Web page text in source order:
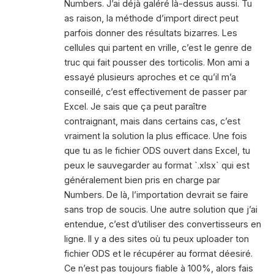
Numbers. J’ai déjà galéré là-dessus aussi. Tu
as raison, la méthode d’import direct peut
parfois donner des résultats bizarres. Les
cellules qui partent en vrille, c’est le genre de
truc qui fait pousser des torticolis. Mon ami a
essayé plusieurs aproches et ce qu’il m’a
conseillé, c’est effectivement de passer par
Excel. Je sais que ça peut paraître
contraignant, mais dans certains cas, c’est
vraiment la solution la plus efficace. Une fois
que tu as le fichier ODS ouvert dans Excel, tu
peux le sauvegarder au format `.xlsx` qui est
généralement bien pris en charge par
Numbers. De là, l’importation devrait se faire
sans trop de soucis. Une autre solution que j’ai
entendue, c’est d’utiliser des convertisseurs en
ligne. Il y a des sites où tu peux uploader ton
fichier ODS et le récupérer au format déesiré.
Ce n’est pas toujours fiable à 100%, alors fais